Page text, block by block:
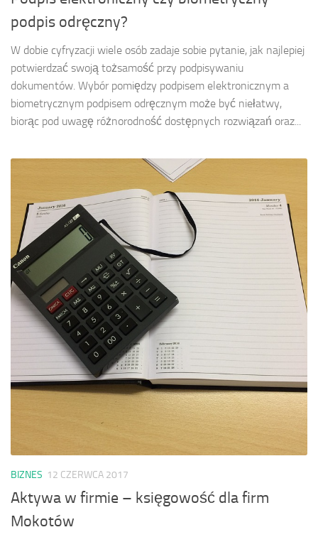
podpis odręczny?
W dobie cyfryzacji wiele osób zadaje sobie pytanie, jak najlepiej
potwierdzać swoją tożsamość przy podpisywaniu
dokumentów. Wybór pomiędzy podpisem elektronicznym a
biometrycznym podpisem odręcznym może być niełatwy,
biorąc pod uwagę różnorodność dostępnych rozwiązań oraz...
BIZNES 12 CZERWCA 2017
Aktywa w firmie – księgowość dla firm
Mokotów